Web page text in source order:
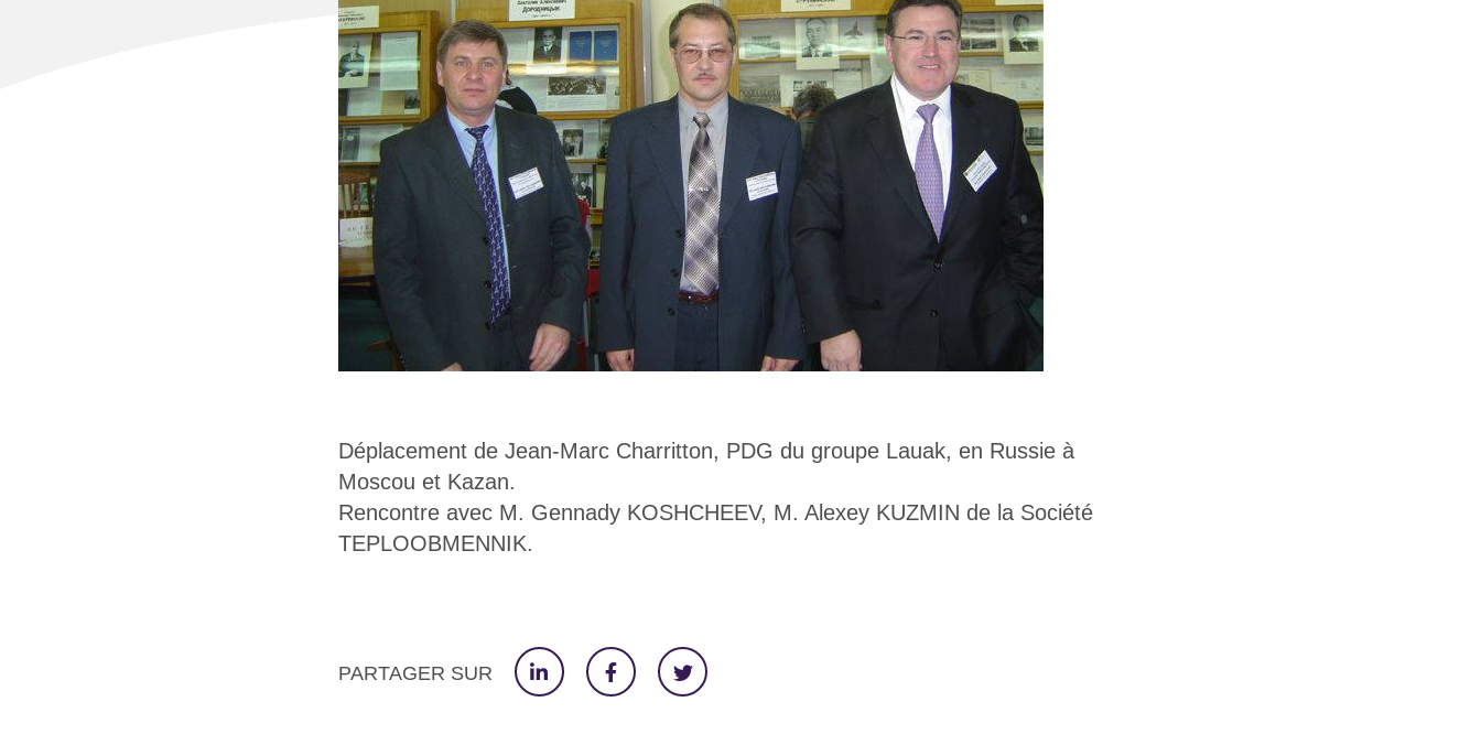
Déplacement de Jean-Marc Charritton, PDG du groupe Lauak, en Russie à
Moscou et Kazan.
Rencontre avec M. Gennady KOSHCHEEV, M. Alexey KUZMIN de la Société
TEPLOOBMENNIK.
PARTAGER SUR